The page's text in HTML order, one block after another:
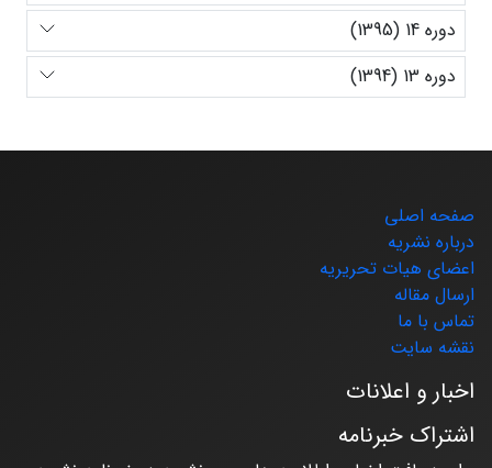
دوره 14 (1395)
دوره 13 (1394)
صفحه اصلی
درباره نشریه
اعضای هیات تحریریه
ارسال مقاله
تماس با ما
نقشه سایت
اخبار و اعلانات
اشتراک خبرنامه